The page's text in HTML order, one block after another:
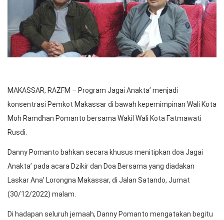
MAKASSAR, RAZFM – Program Jagai Anakta’ menjadi
konsentrasi Pemkot Makassar di bawah kepemimpinan Wali Kota
Moh Ramdhan Pomanto bersama Wakil Wali Kota Fatmawati
Rusdi.
Danny Pomanto bahkan secara khusus menitipkan doa Jagai
Anakta’ pada acara Dzikir dan Doa Bersama yang diadakan
Laskar Ana’ Lorongna Makassar, di Jalan Satando, Jumat
(30/12/2022) malam.
Di hadapan seluruh jemaah, Danny Pomanto mengatakan begitu